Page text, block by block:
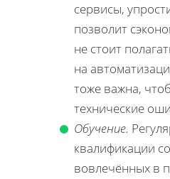
сервисы,
позволит
не стоит
на
тоже важна,
технические
Обучение.
квалификации
вовлечённых в